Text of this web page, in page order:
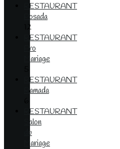
RESTAURANT
Posada
12
RESTAURANT
Pro
Mariage
RESTAURANT
Ramada
RESTAURANT
Salon
du
Mariage